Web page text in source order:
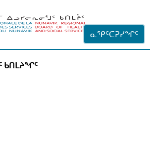
ᓇᕿᑦᑕᕈᓯᖏᑦ
ᑲᑎᒪᔨᖏᑦ